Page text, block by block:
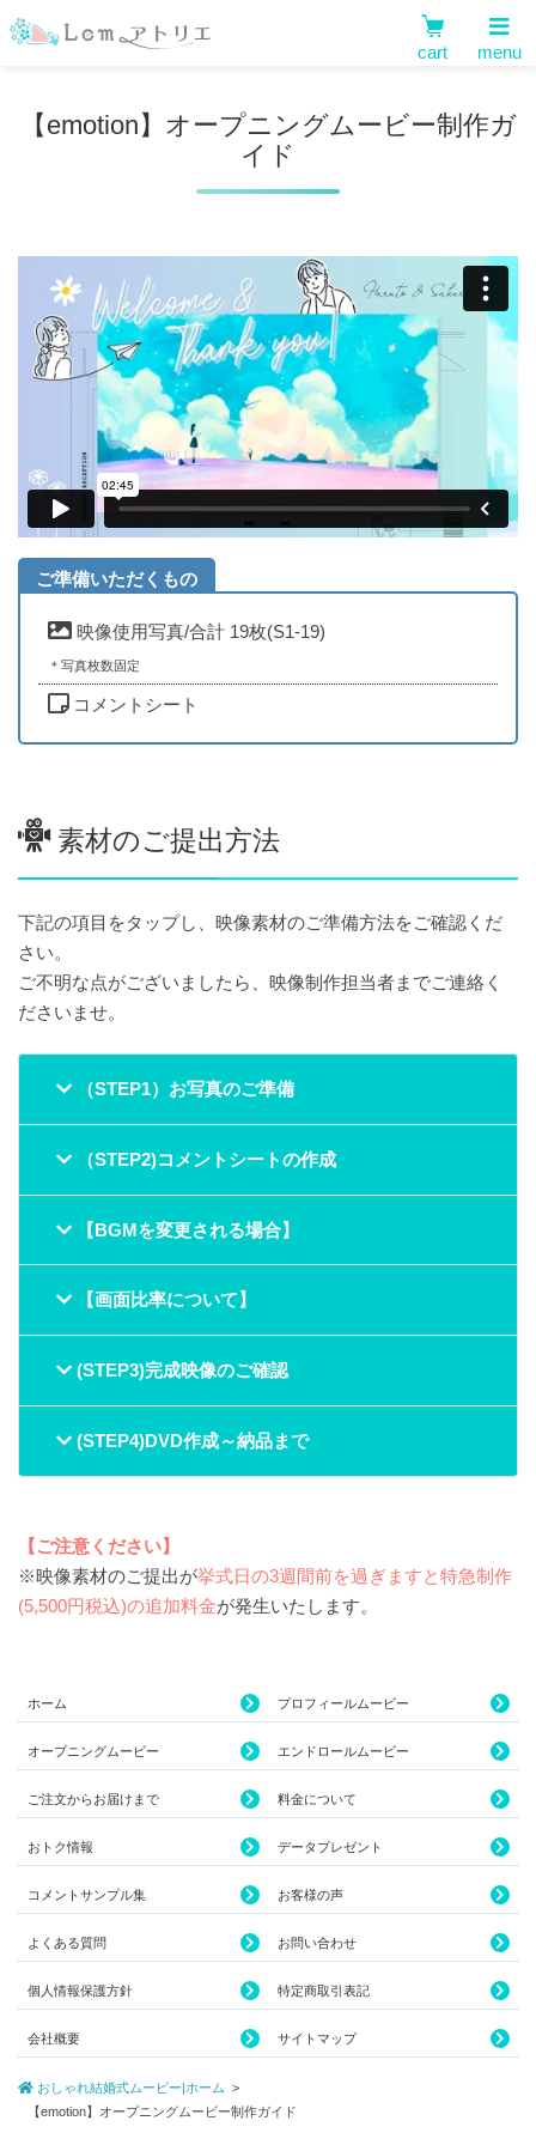
cart menu
【emotion】オープニングムービー制作ガ
イド
ご準備いただくもの
映像使用写真/合計 19枚(S1-19)
＊写真枚数固定
コメントシート
素材のご提出方法
下記の項目をタップし、映像素材のご準備方法をご確認くだ
さい。
ご不明な点がございましたら、映像制作担当者までご連絡く
ださいませ。
（STEP1）お写真のご準備
（STEP2)コメントシートの作成
【BGMを変更される場合】
【画面比率について】
(STEP3)完成映像のご確認
(STEP4)DVD作成～納品まで
【ご注意ください】
※映像素材のご提出が挙式日の3週間前を過ぎますと特急制作
(5,500円税込)の追加料金が発生いたします。
ホーム プロフィールムービー
オープニングムービー エンドロールムービー
ご注文からお届けまで 料金について
おトク情報 データプレゼント
コメントサンプル集 お客様の声
よくある質問 お問い合わせ
個人情報保護方針 特定商取引表記
会社概要 サイトマップ
おしゃれ結婚式ムービー|ホーム
【emotion】オープニングムービー制作ガイド